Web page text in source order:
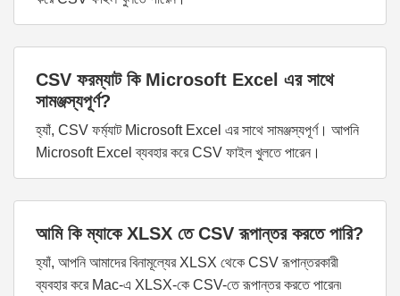
CSV ফরম্যাট কি Microsoft Excel এর সাথে
সামঞ্জস্যপূর্ণ?
হ্যাঁ, CSV ফর্ম্যাট Microsoft Excel এর সাথে সামঞ্জস্যপূর্ণ। আপনি
Microsoft Excel ব্যবহার করে CSV ফাইল খুলতে পারেন।
আমি কি ম্যাকে XLSX তে CSV রূপান্তর করতে পারি?
হ্যাঁ, আপনি আমাদের বিনামূল্যের XLSX থেকে CSV রূপান্তরকারী
ব্যবহার করে Mac-এ XLSX-কে CSV-তে রূপান্তর করতে পারেন৷